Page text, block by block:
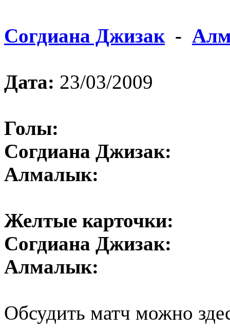
Согдиана Джизак-
Дата: 23/03/2009
Голы:
Согдиана Джизак:
Алмалык:
Желтые карточки:
Согдиана Джизак:
Алмалык:
Обсудить матч можно